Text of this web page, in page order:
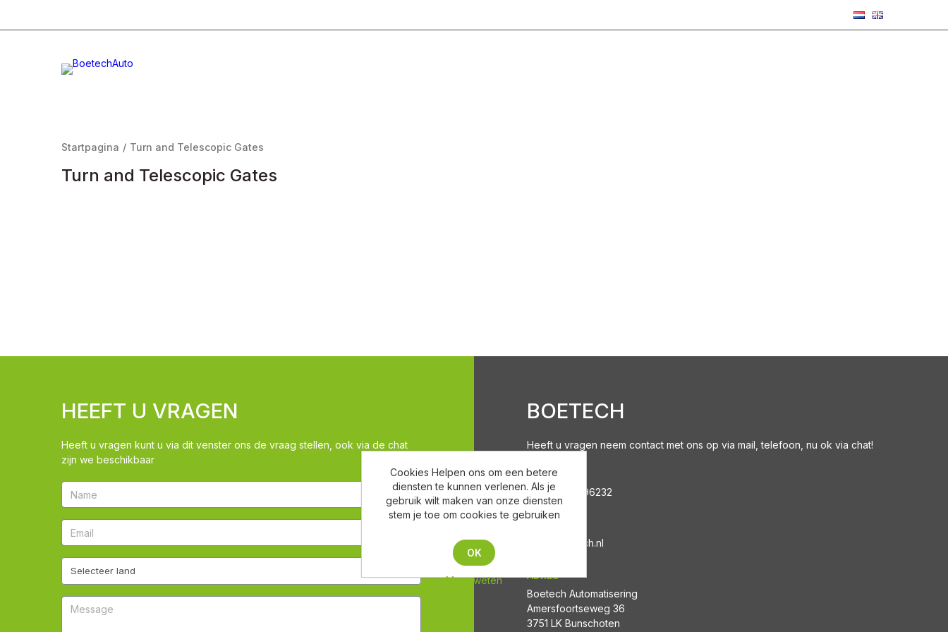
Startpagina / Turn and Telescopic Gates
Turn and Telescopic Gates
HEEFT U VRAGEN
Heeft u vragen kunt u via dit venster ons de vraag stellen, ook via de chat
zijn we beschikbaar
BOETECH
Heeft u vragen neem contact met ons op via mail, telefoon, nu ok via chat!
TELEFOON
+31 (0)332996232
Info@boetech.nl
ADRES
Boetech Automatisering
Amersfoortseweg 36
3751 LK Bunschoten
Cookies Helpen ons om een betere
diensten te kunnen verlenen. Als je
gebruik wilt maken van onze diensten
stem je toe om cookies te gebruiken
OK
Meer weten